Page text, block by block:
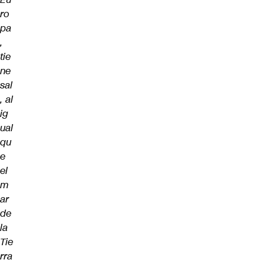
ro
pa
,
tie
ne
sal
, al
ig
ual
qu
e
el
m
ar
de
la
Tie
rra